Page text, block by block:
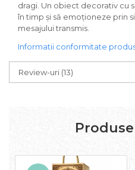
dragi. Un obiect decorativ cu
în timp și să emoționeze prin
mesajului transmis.
Informatii conformitate
Review-uri (13)